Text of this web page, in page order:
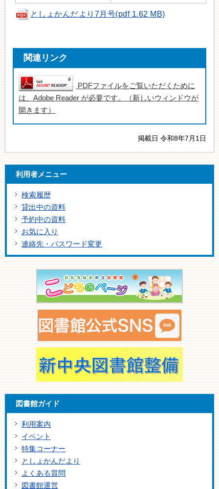
としょかんだより7月号(pdf 1.62 MB)
関連リンク
PDFファイルをご覧いただくために
は、Adobe Reader が必要です。（新しいウィンドウが
開きます）
掲載日 令和8年7月1日
利用者メニュー
検索履歴
貸出中の資料
予約中の資料
お気に入り
連絡先・パスワード変更
図書館ガイド
利用案内
イベント
特集コーナー
としょかんだより
よくある質問
図書館運営